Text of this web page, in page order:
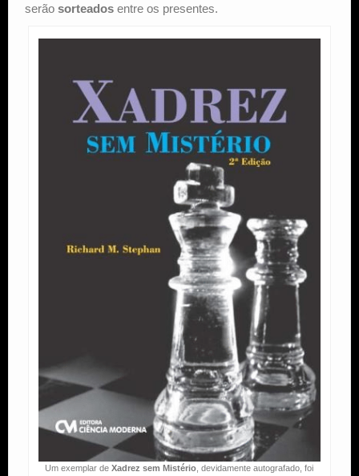
serão sorteados entre os presentes.
Um exemplar de Xadrez sem Mistério , devidamente autografado, foi